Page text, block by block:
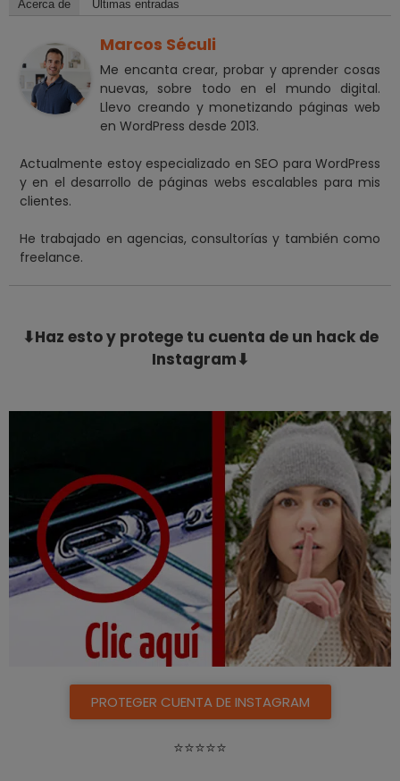
Acerca de Últimas entradas
Marcos Séculi
Me encanta crear, probar y aprender cosas
nuevas, sobre todo en el mundo digital.
Llevo creando y monetizando páginas web
en WordPress desde 2013.
Actualmente estoy especializado en SEO para WordPress
y en el desarrollo de páginas webs escalables para mis
clientes.
He trabajado en agencias, consultorías y también como
freelance.
⬇Haz esto y protege tu cuenta de un hack de
Instagram⬇
PROTEGER CUENTA DE INSTAGRAM
⭐️⭐️⭐️⭐️⭐️